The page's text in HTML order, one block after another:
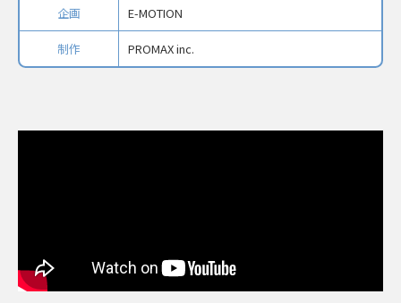
企画 E-MOTION
制作 PROMAX inc.